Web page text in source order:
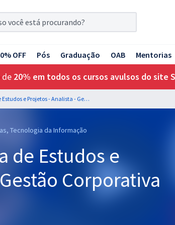
OFF Pós Graduação OAB Mentorias
de 20% em todos os cursos avulsos do site
FINEP - Financiadora de Estudos e Projetos - Analista - Gestão Corporativa
Tecnologia da Informação
de Estudos e
Corporativa